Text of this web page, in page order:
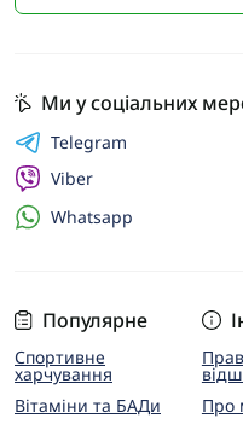
Популярне
Спортивне
харчування
Вітаміни та БАДи
Про
Ми у соціальних
Telegram
Viber
Whatsapp